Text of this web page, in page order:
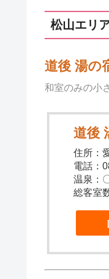
松山エリ
道後 湯の
和室のみの小
道後
住所：
電話：
温泉：
総客室